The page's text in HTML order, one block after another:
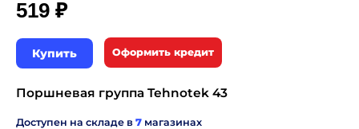
519 ₽
Купить Оформить кредит
Поршневая группа Tehnotek 43
Доступен на складе в 7 магазинах